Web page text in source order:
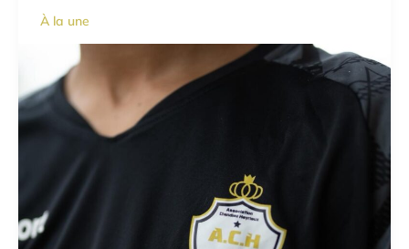
À la une